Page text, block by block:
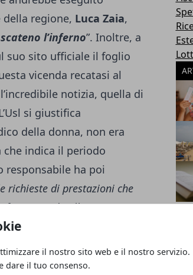
il nostro sito web e il nostro servizio.
dare il tuo consenso.
regione, Luca Zaia,
l’inferno”. Inoltre, a
suo sito ufficiale il foglio
vicenda recatasi al
notizia, quella di
si giustifica
della donna, non era
che indica il periodo
responsabile ha poi
richieste di prestazioni che
in coda alla
di attesa”.
di screening come
puntualmente con